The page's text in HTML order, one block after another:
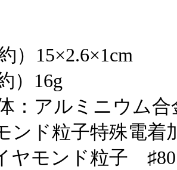
）15×2.6×1cm
）16g
：アルミニウム合
ンド粒子特殊電着
ヤモンド粒子